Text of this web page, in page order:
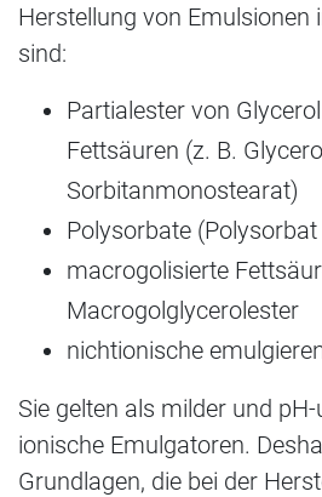
Herstellung von Emulsionen
sind:
Partialester von
Fettsäuren (z. B.
Sorbitanmonostearat)
Polysorbate (Polysorbat
macrogolisierte
Macrogolglycerolester
nichtionische
Sie gelten als milder und
ionische Emulgatoren.
Grundlagen, die bei der